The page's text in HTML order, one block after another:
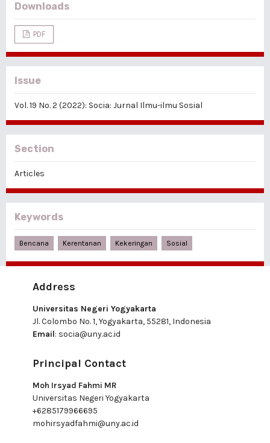
Downloads
PDF
Issue
Vol. 19 No. 2 (2022): Socia: Jurnal Ilmu-ilmu Sosial
Section
Articles
Keywords
Bencana Kerentanan Kekeringan Sosial
Address
Universitas Negeri Yogyakarta
Jl. Colombo No. 1, Yogyakarta, 55281, Indonesia
Email: socia@uny.ac.id
Principal Contact
Moh Irsyad Fahmi MR
Universitas Negeri Yogyakarta
+6285179966695
mohirsyadfahmi@uny.ac.id